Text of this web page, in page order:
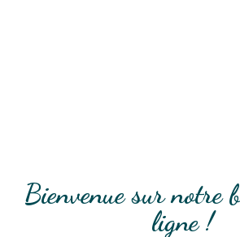
Bienvenue sur notre
ligne !